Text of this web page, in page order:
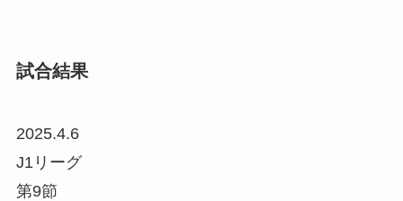
試合結果
2025.4.6
J1リーグ
第9節